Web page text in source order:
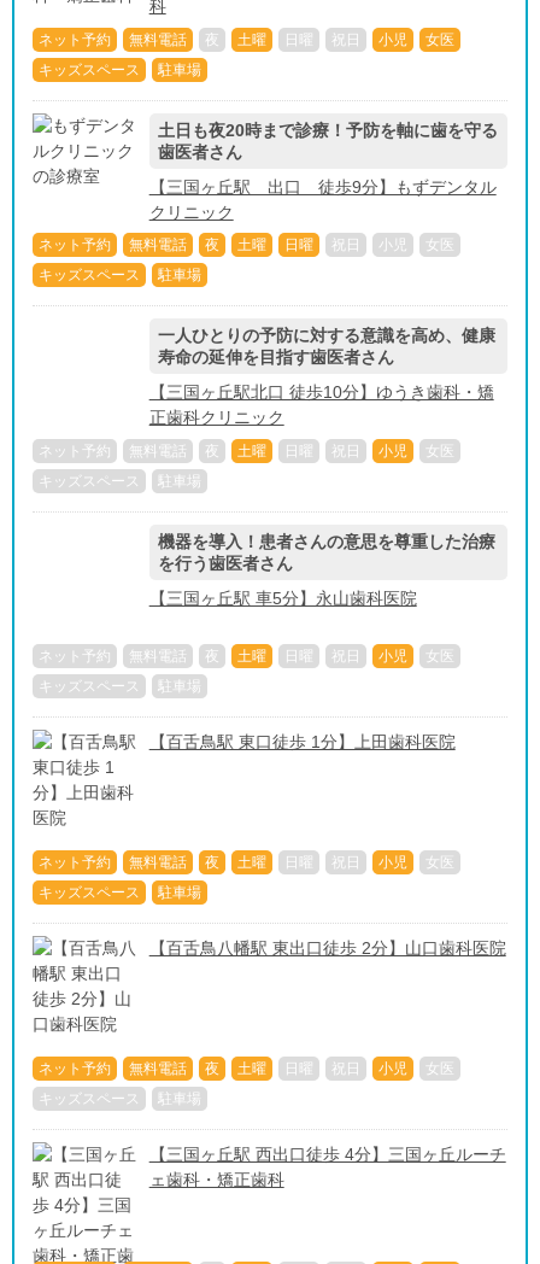
科
ネット予約 無料電話 夜 土曜 日曜 祝日 小児
女医
キッズスペース
駐車場
土日も夜20時まで診療！予防を軸に歯を守る
歯医者さん
【三国ヶ丘駅 出口 徒歩9分】もずデンタル
クリニック
ネット予約 無料電話 夜 土曜 日曜 祝日 小児
女医
キッズスペース
駐車場
一人ひとりの予防に対する意識を高め、健康
寿命の延伸を目指す歯医者さん
【三国ヶ丘駅北口 徒歩10分】ゆうき歯科・矯
正歯科クリニック
ネット予約 無料電話 夜 土曜 日曜 祝日 小児
女医
キッズスペース
駐車場
機器を導入！患者さんの意思を尊重した治療
を行う歯医者さん
【三国ヶ丘駅 車5分】永山歯科医院
ネット予約 無料電話 夜 土曜 日曜 祝日 小児
女医
キッズスペース
駐車場
【百舌鳥駅 東口徒歩 1分】上田歯科医院
ネット予約 無料電話 夜 土曜 日曜 祝日 小児
女医
キッズスペース
駐車場
【百舌鳥八幡駅 東出口徒歩 2分】山口歯科医院
ネット予約 無料電話 夜 土曜 日曜 祝日 小児
女医
キッズスペース
駐車場
【三国ヶ丘駅 西出口徒歩 4分】三国ヶ丘ルーチ
ェ歯科・矯正歯科